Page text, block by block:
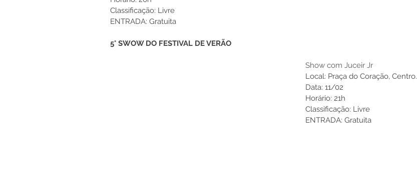
Classificação: Livre
ENTRADA: Gratuita
5° SWOW DO FESTIVAL DE VERÃO
Show com Juceir Jr
Local: Praça do Coração, Centro.
Data: 11/02
Horário: 21h
Classificação: Livre
ENTRADA: Gratuita